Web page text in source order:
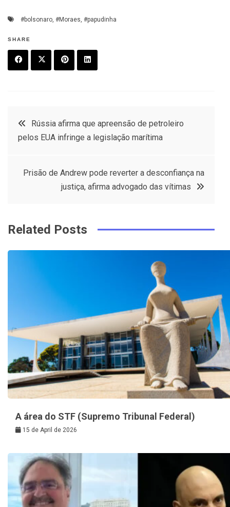
#bolsonaro #Moraes #papudinha
SHARE
t
e
s
e
Post
navigation
Rússia afirma que apreensão de petroleiro
pelos EUA infringe a legislação marítima
Prisão de Andrew pode reverter a desconfiança na
justiça, afirma advogado das vítimas
Related Posts
A área do STF (Supremo Tribunal Federal)
15 de April de 2026